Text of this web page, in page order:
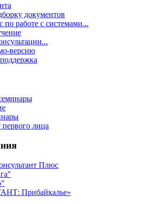
документов
по работе с системами...
версию
лица
Плюс
Прибайкалье»